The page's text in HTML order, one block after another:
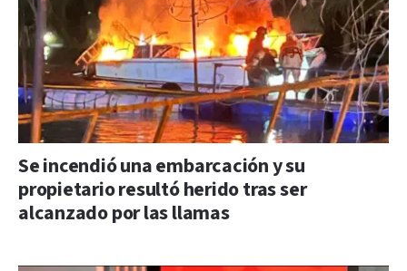
Se incendió una embarcación y su
propietario resultó herido tras ser
alcanzado por las llamas